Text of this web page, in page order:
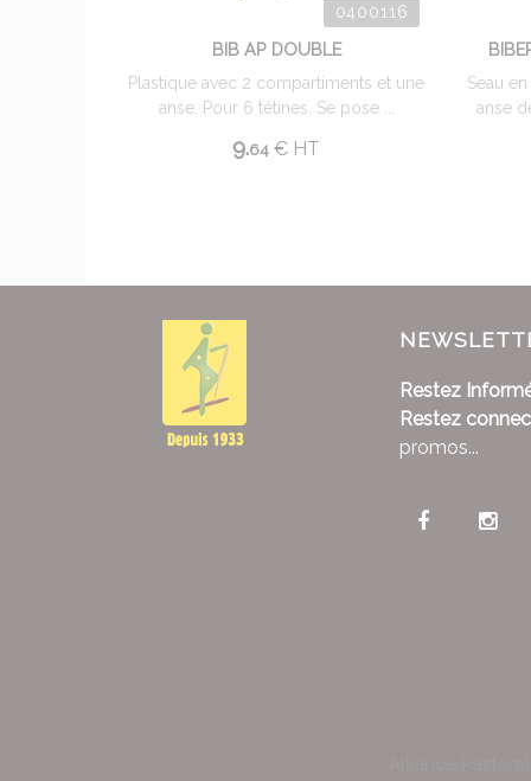
0400116
BIB AP DOUBLE
Plastique avec 2 compartiments et une
anse. Pour 6 tétines. Se pose ...
9.64 € HT
Seau
anse
Restez
Restez
promos...